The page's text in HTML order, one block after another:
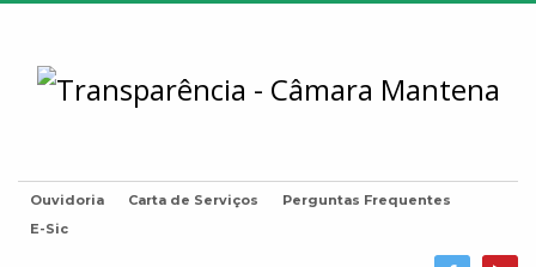
Ouvidoria Carta de Serviços
Perguntas Frequentes
E-Sic